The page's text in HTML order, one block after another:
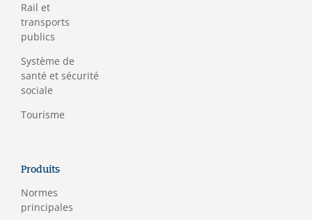
Rail et
transports
publics
Système de
santé et sécurité
sociale
Tourisme
Produits
Normes
principales